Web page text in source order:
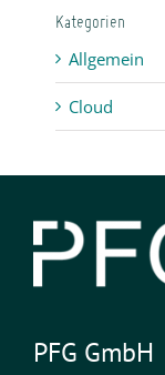
Kategorien
Allgemein
Cloud
PFG GmbH